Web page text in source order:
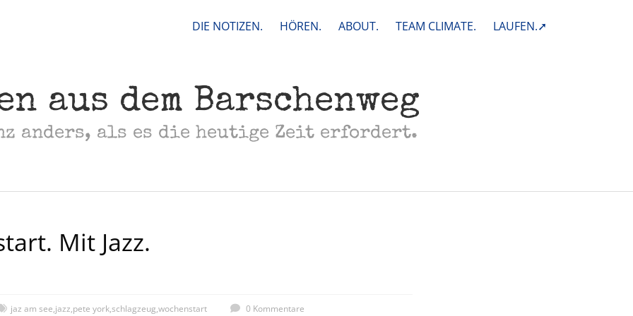
DIE NOTIZEN. HÖREN. ABOUT. TEAM CLIMATE. LAUFEN.➚
aus dem Barschenweg
anders, als es die heutige Zeit erfordert.
Mit Jazz.
jaz am see,jazz,pete york,schlagzeug,wochenstart 0 Kommentare